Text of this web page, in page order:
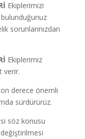
Ekiplerimizi
bulunduğunuz
sorunlarınızdan
Ekiplerimiz
verir.
derece önemli
sürdürürüz.
söz konusu